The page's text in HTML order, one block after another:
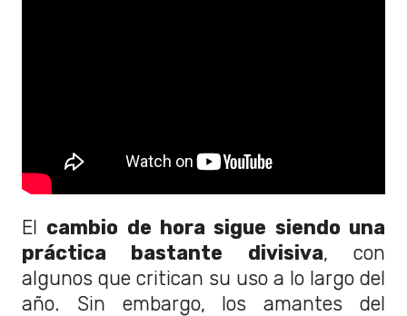
El cambio de hora sigue siendo una
práctica bastante divisiva, con
algunos que critican su uso a lo largo del
año. Sin embargo, los amantes del